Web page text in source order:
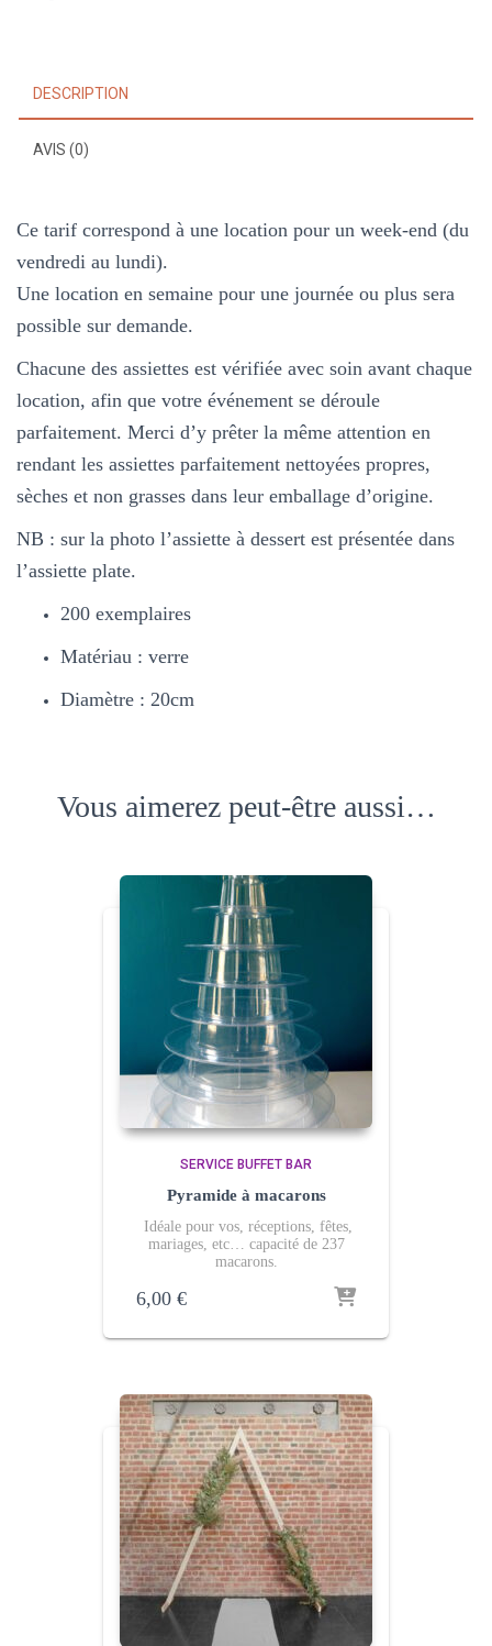
DESCRIPTION
AVIS (0)
Ce tarif correspond à une location pour un week-end (du
vendredi au lundi).
Une location en semaine pour une journée ou plus sera
possible sur demande.
Chacune des assiettes est vérifiée avec soin avant chaque
location, afin que votre événement se déroule
parfaitement. Merci d’y prêter la même attention en
rendant les assiettes parfaitement nettoyées propres,
sèches et non grasses dans leur emballage d’origine.
NB : sur la photo l’assiette à dessert est présentée dans
l’assiette plate.
200 exemplaires
Matériau : verre
Diamètre : 20cm
Vous aimerez peut-être aussi…
SERVICE BUFFET BAR
Pyramide à macarons
Idéale pour vos, réceptions, fêtes,
mariages, etc… capacité de 237
macarons.
6,00 €